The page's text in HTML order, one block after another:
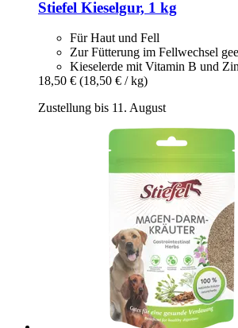
Stiefel Kieselgur, 1 kg
Für Haut und Fell
Zur Fütterung im Fellwechsel
Kieselerde mit Vitamin B und
18,50 € (18,50 € / kg)
Zustellung bis 11. August